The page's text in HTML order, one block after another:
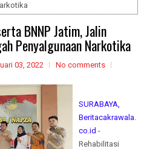
BNNP Jatim, Jalin
Penyalgunaan Narkotika
03, 2022 No comments
SURABAYA,
Beritacakrawala.
co.id -
Rehabilitasi